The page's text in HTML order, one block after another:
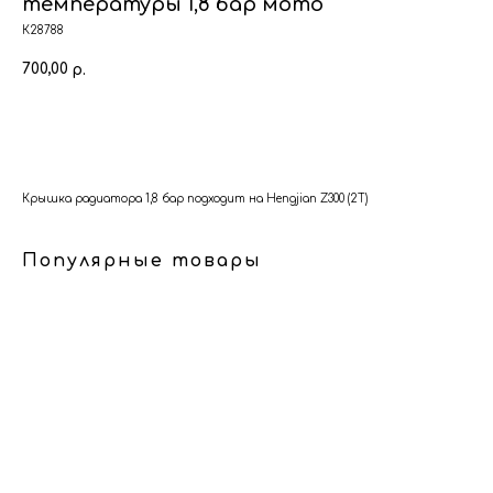
температуры 1,8 бар мото
К28788
700,00 р.
Крышка радиатора 1,8 бар подходит на Hengjian Z300 (2Т)
Популярные товары